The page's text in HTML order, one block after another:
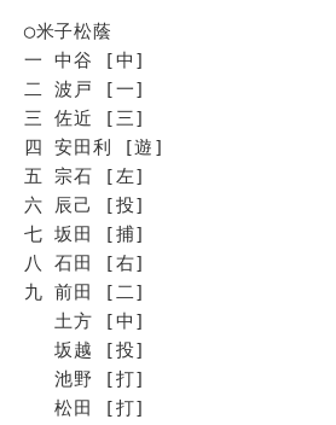
◯米子松蔭
一 中谷 [中]
二 波戸 [一]
三 佐近 [三]
四 安田利 [遊]
五 宗石 [左]
六 辰己 [投]
七 坂田 [捕]
八 石田 [右]
九 前田 [二]
土方 [中]
坂越 [投]
池野 [打]
松田 [打]